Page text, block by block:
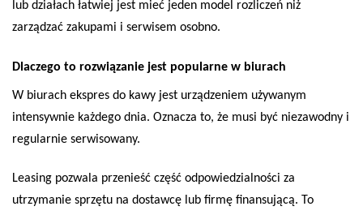
lub działach łatwiej jest mieć jeden model rozliczeń niż
zarządzać zakupami i serwisem osobno.
Dlaczego to rozwiązanie jest popularne w biurach
W biurach ekspres do kawy jest urządzeniem używanym
intensywnie każdego dnia. Oznacza to, że musi być niezawodny i
regularnie serwisowany.
Leasing pozwala przenieść część odpowiedzialności za
utrzymanie sprzętu na dostawcę lub firmę finansującą. To